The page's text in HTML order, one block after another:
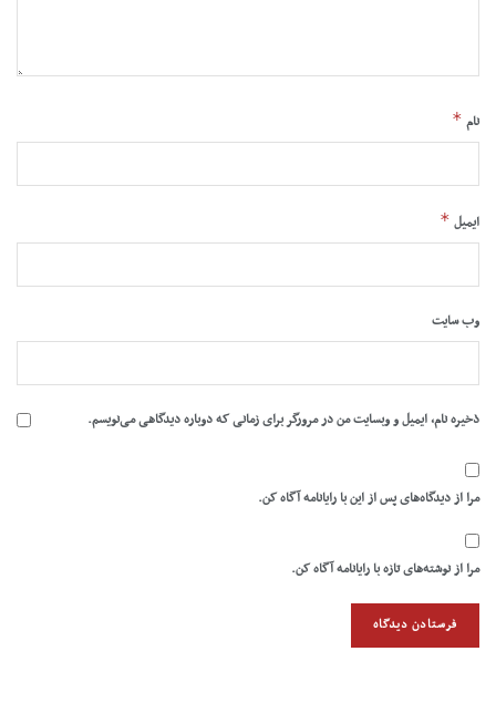
نام *
ایمیل *
وب‌ سایت
ذخیره نام، ایمیل و وبسایت من در مرورگر برای زمانی که دوباره دیدگاهی می‌نویسم.
مرا از دیدگاه‌های پس از این با رایانامه آگاه کن.
مرا از نوشته‌های تازه با رایانامه آگاه کن.